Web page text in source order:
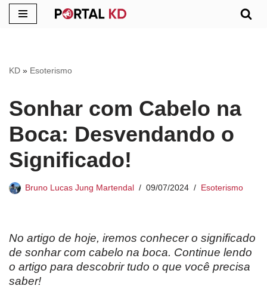
conteúdo
KD » Esoterismo
Sonhar com Cabelo na
Boca: Desvendando o
Significado!
Bruno Lucas Jung Martendal 09/07/2024 Esoterismo
No artigo de hoje, iremos conhecer o significado
de sonhar com cabelo na boca. Continue lendo
o artigo para descobrir tudo o que você precisa
saber!